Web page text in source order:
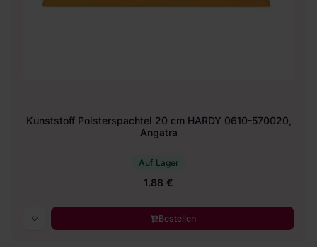
Kunststoff Polsterspachtel 20 cm HARDY 0610-570020,
Angatra
Auf Lager
1.88 €
Bestellen